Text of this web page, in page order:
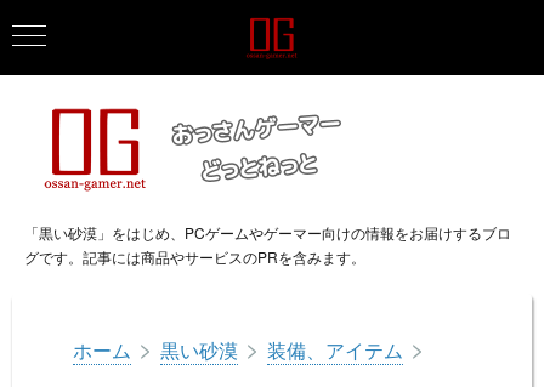
「黒い砂漠」をはじめ、PCゲームやゲーマー向けの情報をお届けするブロ
グです。記事には商品やサービスのPRを含みます。
ホーム > 黒い砂漠 > 装備、アイテム >